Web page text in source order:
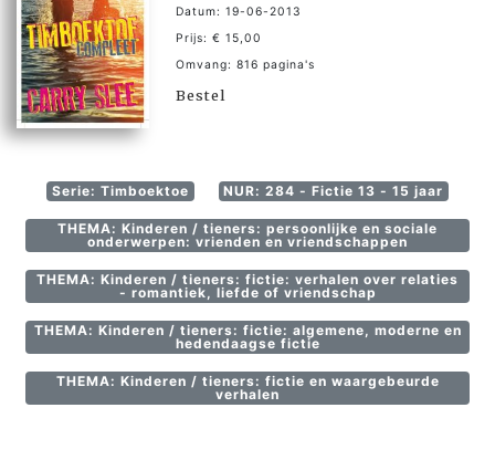
Datum: 19-06-2013
Prijs: € 15,00
Omvang: 816 pagina's
Bestel
Serie: Timboektoe NUR: 284 - Fictie 13 - 15 jaar
THEMA: Kinderen / tieners: persoonlijke en sociale
onderwerpen: vrienden en vriendschappen
THEMA: Kinderen / tieners: fictie: verhalen over relaties
- romantiek, liefde of vriendschap
THEMA: Kinderen / tieners: fictie: algemene, moderne en
hedendaagse fictie
THEMA: Kinderen / tieners: fictie en waargebeurde
verhalen